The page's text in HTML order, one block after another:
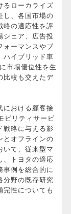
るローカライズ
し、各国市場の
略の適応性を評
シェア、広告投
ォーマンスやブ
ハイブリッド車
市場優位性を生
比較も交えたデ
における顧客接
ビリティサービ
戦略に与える影
とオフラインの
いて、従来型マ
、トヨタの適応
事例を総合的に
分野の既存研究
完性についても